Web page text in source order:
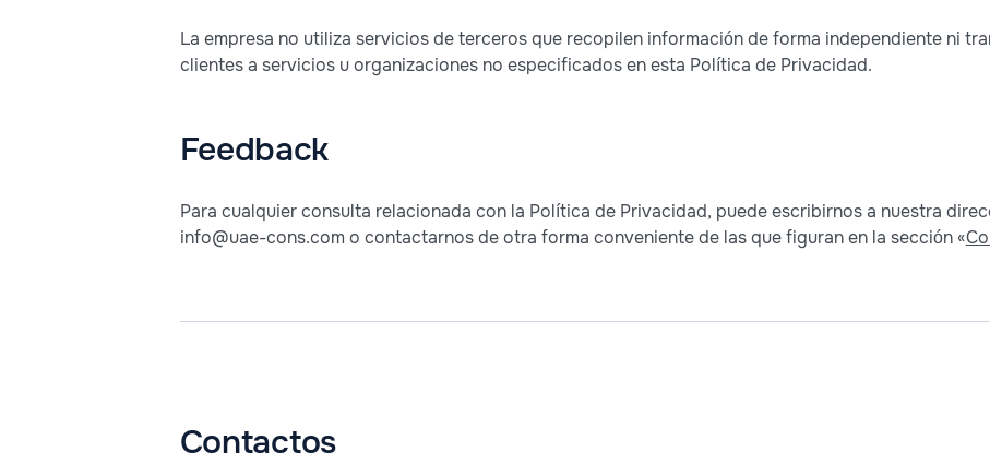
La empresa no utiliza servicios de terceros que recopilen información de forma independiente ni
clientes a servicios u organizaciones no especificados en esta Política de Privacidad.
Feedback
Para cualquier consulta relacionada con la Política de Privacidad, puede escribirnos a nuestra
info@uae-cons.com o contactarnos de otra forma conveniente de las que figuran en la sección «
Contactos